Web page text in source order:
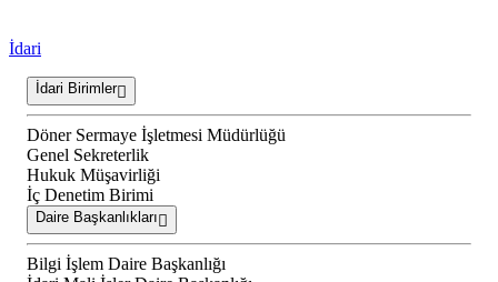
İdari
İdari Birimler
Döner Sermaye İşletmesi Müdürlüğü
Genel Sekreterlik
Hukuk Müşavirliği
İç Denetim Birimi
Daire Başkanlıkları
Bilgi İşlem Daire Başkanlığı